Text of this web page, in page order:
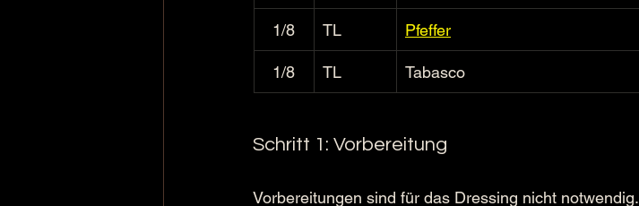
1/8 TL Pfeffer
1/8 TL Tabasco
Schritt 1: Vorbereitung
Vorbereitungen sind für das Dressing nicht notwendig.